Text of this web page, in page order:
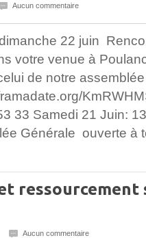
Aucun commentaire
22 juin
votre venue à
de notre
33 Samedi 21 Juin:
Générale ouverte à
ressourcement
Aucun commentaire